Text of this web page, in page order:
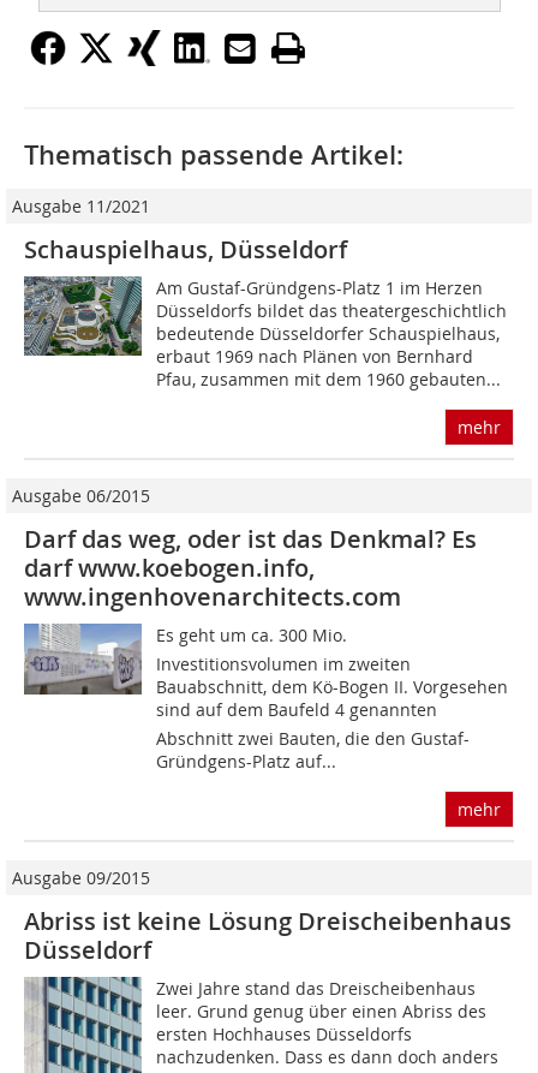
Thematisch passende Artikel:
Ausgabe 11/2021
Schauspielhaus, Düsseldorf
Am Gustaf-Gründgens-Platz 1 im Herzen
Düsseldorfs bildet das theatergeschichtlich
bedeutende Düsseldorfer Schauspielhaus,
erbaut 1969 nach Plänen von Bernhard
Pfau, zusammen mit dem 1960 gebauten...
mehr
Ausgabe 06/2015
Darf das weg, oder ist das Denkmal? Es
darf www.koebogen.info,
www.ingenhovenarchitects.com
Es geht um ca. 300 Mio. 
Investitionsvolumen im zweiten
Bauabschnitt, dem Kö-Bogen II. Vorgesehen
sind auf dem Baufeld 4 genannten
Abschnitt zwei Bauten, die den Gustaf-
Gründgens-Platz auf...
mehr
Ausgabe 09/2015
Abriss ist keine Lösung Dreischeibenhaus
Düsseldorf
Zwei Jahre stand das Dreischeibenhaus
leer. Grund genug über einen Abriss des
ersten Hochhauses Düsseldorfs
nachzudenken. Dass es dann doch anders